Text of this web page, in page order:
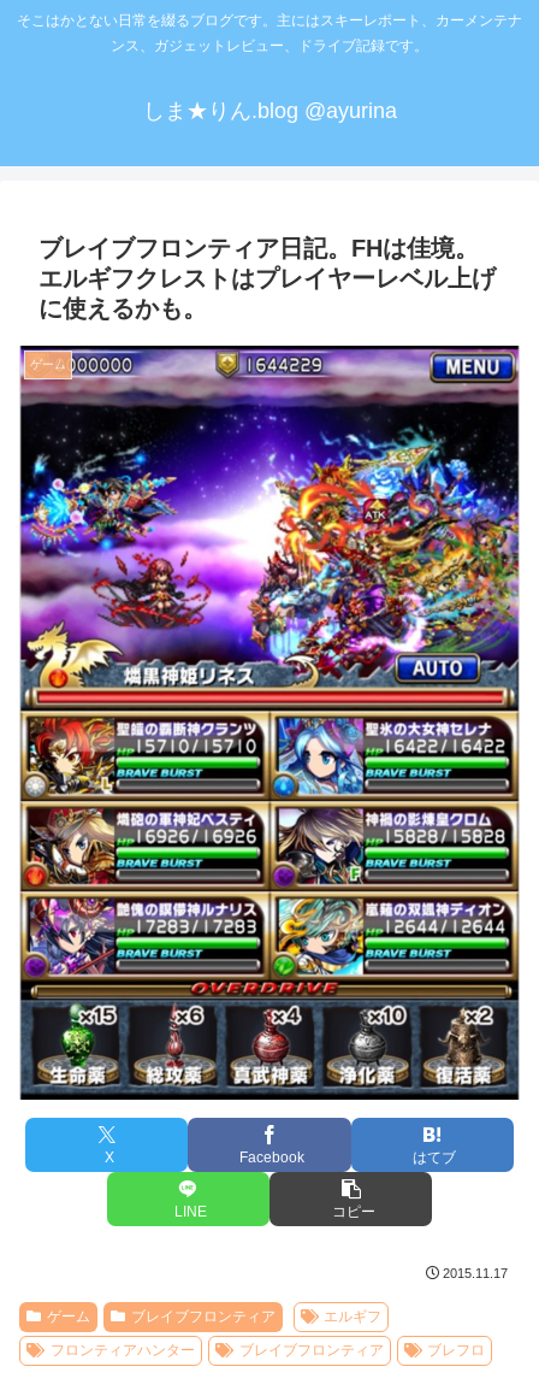
そこはかとない日常を綴るブログです。主にはスキーレポート、カーメンテナ
ンス、ガジェットレビュー、ドライブ記録です。
しま★りん.blog @ayurina
ブレイブフロンティア日記。FHは佳境。
エルギフクレストはプレイヤーレベル上げ
に使えるかも。
ゲーム
X Facebook はてブ
LINE コピー
2015.11.17
ゲーム ブレイブフロンティア
エルギフ
フロンティアハンター
ブレイブフロンティア ブレフロ